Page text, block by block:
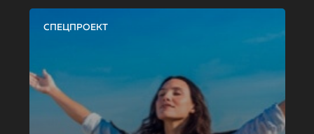
СПЕЦПРОЕКТ